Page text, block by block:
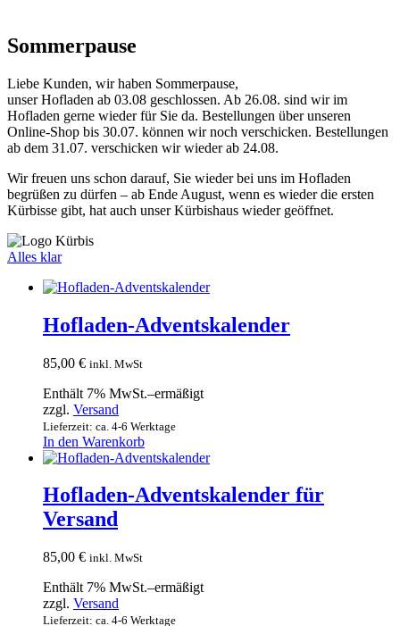
Sommerpause
Liebe Kunden, wir haben Sommerpause,
unser Hofladen ab 03.08 geschlossen. Ab 26.08. sind wir im
Hofladen gerne wieder für Sie da. Bestellungen über unseren
Online-Shop bis 30.07. können wir noch verschicken. Bestellungen
ab dem 31.07. verschicken wir wieder ab 24.08.
Wir freuen uns schon darauf, Sie wieder bei uns im Hofladen
begrüßen zu dürfen – ab Ende August, wenn es wieder die ersten
Kürbisse gibt, hat auch unser Kürbishaus wieder geöffnet.
Alles klar
Hofladen-Adventskalender
85,00 € inkl. MwSt
Enthält 7% MwSt.–ermäßigt
zzgl. Versand
Lieferzeit: ca. 4-6 Werktage
In den Warenkorb
Hofladen-Adventskalender für
Versand
85,00 € inkl. MwSt
Enthält 7% MwSt.–ermäßigt
zzgl. Versand
Lieferzeit: ca. 4-6 Werktage